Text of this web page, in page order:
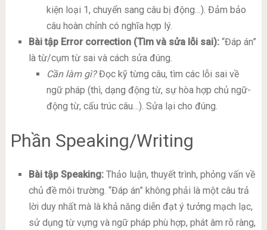
kiện loại 1, chuyển sang câu bị động…). Đảm bảo
câu hoàn chỉnh có nghĩa hợp lý.
Bài tập Error correction (Tìm và sửa lỗi sai):“Đáp án”
là từ/cụm từ sai và cách sửa đúng.
Cần làm gì?Đọc kỹ từng câu, tìm các lỗi sai về
ngữ pháp (thì, dạng động từ, sự hòa hợp chủ ngữ-
động từ, cấu trúc câu…). Sửa lại cho đúng.
Phần Speaking/Writing
Bài tập Speaking:Thảo luận, thuyết trình, phỏng vấn về
chủ đề môi trường. “Đáp án” không phải là một câu trả
lời duy nhất mà là khả năng diễn đạt ý tưởng mạch lạc,
sử dụng từ vựng và ngữ pháp phù hợp, phát âm rõ ràng,